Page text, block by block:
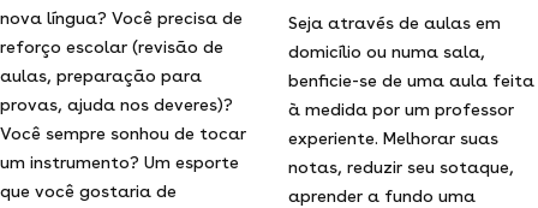
nova língua? Você precisa de
reforço escolar (revisão de
aulas, preparação para
provas, ajuda nos deveres)?
Você sempre sonhou de tocar
um instrumento? Um esporte
que você gostaria de
Seja através de aulas em
domicílio ou numa sala,
benficie-se de uma aula feita
à medida por um professor
experiente. Melhorar suas
notas, reduzir seu sotaque,
aprender a fundo uma